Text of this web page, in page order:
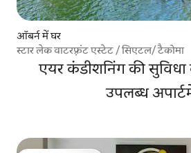
ऑबर्न में घर
स्टार लेक वाटरफ़्रंट एस्टेट / सिएटल/ टैकोमा
एयर कंडीशनिंग की सुविधा
उपलब्ध